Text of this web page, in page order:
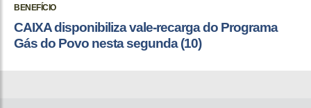
BENEFÍCIO
CAIXA disponibiliza vale-recarga do Programa
Gás do Povo nesta segunda (10)